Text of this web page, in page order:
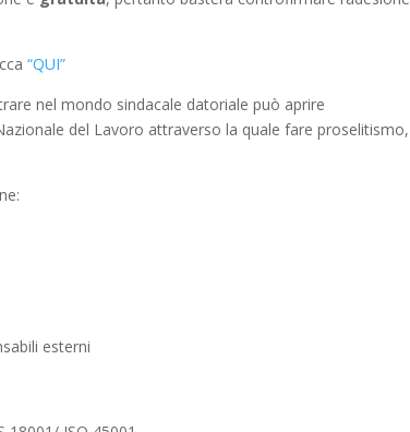
“QUI”
nel mondo sindacale datoriale può aprire
del Lavoro attraverso la quale fare proselitismo,
esterni